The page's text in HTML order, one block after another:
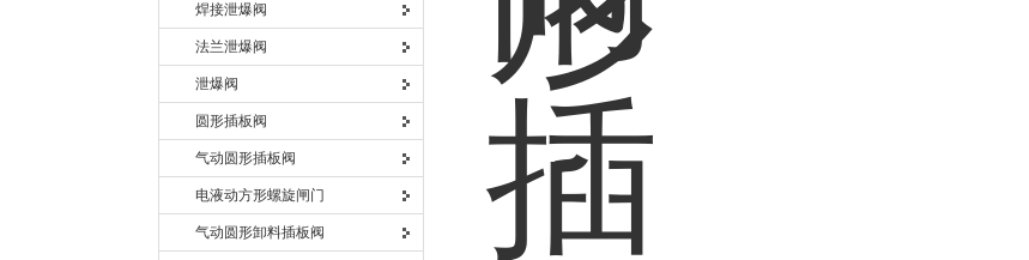
焊接泄爆阀
法兰泄爆阀
泄爆阀
圆形插板阀
气动圆形插板阀
电液动方形螺旋闸门
气动圆形卸料插板阀